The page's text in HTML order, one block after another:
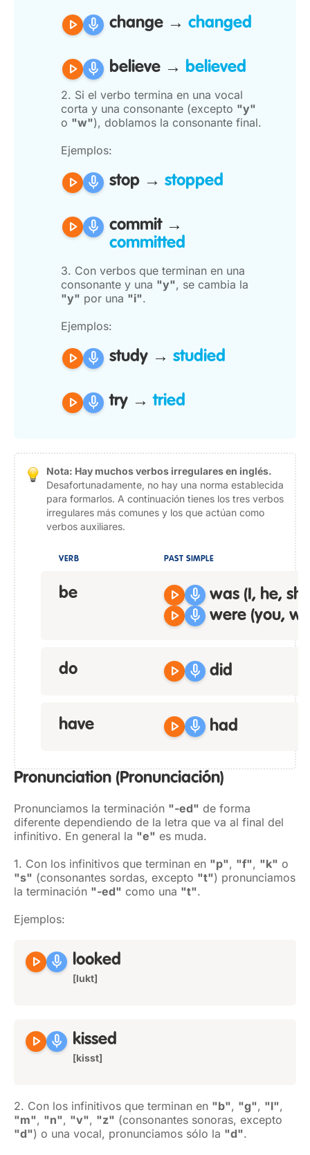
play_arrow mic change → changed
play_arrow mic believe → believed
2. Si el verbo termina en una vocal
corta y una consonante (excepto "y"
o "w"), doblamos la consonante final.
Ejemplos:
play_arrow mic stop → stopped
play_arrow mic commit →
committed
3. Con verbos que terminan en una
consonante y una "y", se cambia la
"y" por una "i".
Ejemplos:
play_arrow mic study → studied
play_arrow mic try →tried
Nota: Hay muchos verbos irregulares en inglés.
Desafortunadamente, no hay una norma establecida
para formarlos. A continuación tienes los tres verbos
irregulares más comunes y los que actúan como
verbos auxiliares.
VERB PAST SIMPLE
be play_arrow mic was (I, he,
play_arrow mic were (you,
do play_arrow mic did
have play_arrow mic had
Pronunciation (Pronunciación)
Pronunciamos la terminación "-ed" de forma
diferente dependiendo de la letra que va al final del
infinitivo. En general la "e" es muda.
1. Con los infinitivos que terminan en "p", "f", "k" o
"s" (consonantes sordas, excepto "t") pronunciamos
la terminación "-ed" como una "t".
Ejemplos:
play_arrow mic looked
[lukt]
play_arrow mic kissed
[kisst]
2. Con los infinitivos que terminan en "b", "g", "l",
"m", "n", "v", "z" (consonantes sonoras, excepto
"d") o una vocal, pronunciamos sólo la "d".